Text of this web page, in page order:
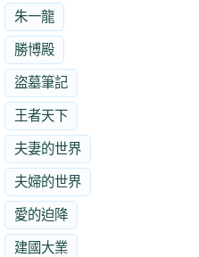
朱一龍
勝博殿
盜墓筆記
王者天下
夫妻的世界
夫婦的世界
愛的迫降
建國大業